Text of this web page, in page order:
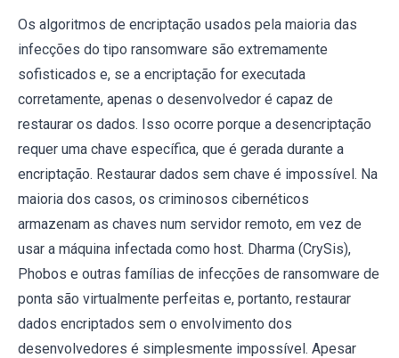
Os algoritmos de encriptação usados ​​pela maioria das
infecções do tipo ransomware são extremamente
sofisticados e, se a encriptação for executada
corretamente, apenas o desenvolvedor é capaz de
restaurar os dados. Isso ocorre porque a desencriptação
requer uma chave específica, que é gerada durante a
encriptação. Restaurar dados sem chave é impossível. Na
maioria dos casos, os criminosos cibernéticos
armazenam as chaves num servidor remoto, em vez de
usar a máquina infectada como host. Dharma (CrySis),
Phobos e outras famílias de infecções de ransomware de
ponta são virtualmente perfeitas e, portanto, restaurar
dados encriptados sem o envolvimento dos
desenvolvedores é simplesmente impossível. Apesar